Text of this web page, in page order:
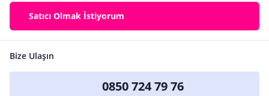
Satıcı Olmak İstiyorum
Bize Ulaşın
0850 724 79 76